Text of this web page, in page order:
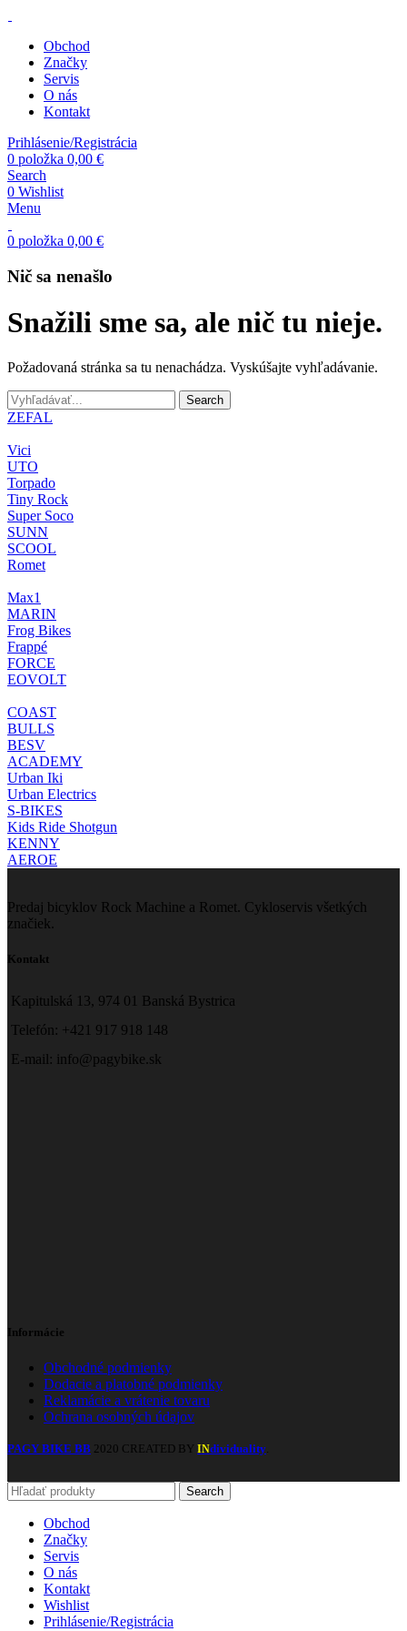
Obchod
Značky
Servis
O nás
Kontakt
Prihlásenie/Registrácia
0 položka 0,00 €
Search
0 Wishlist
Menu
0 položka 0,00 €
Nič sa nenašlo
Snažili sme sa, ale nič tu nieje.
Požadovaná stránka sa tu nenachádza. Vyskúšajte vyhľadávanie.
Search
ZEFAL
Vici
UTO
Torpado
Tiny Rock
Super Soco
SUNN
SCOOL
Romet
Max1
MARIN
Frog Bikes
Frappé
FORCE
EOVOLT
COAST
BULLS
BESV
ACADEMY
Urban Iki
Urban Electrics
S-BIKES
Kids Ride Shotgun
KENNY
AEROE
Predaj bicyklov Rock Machine a Romet. Cykloservis všetkých
značiek.
Kontakt
Kapitulská 13, 974 01 Banská Bystrica
Telefón: +421 917 918 148
E-mail: info@pagybike.sk
Informácie
Obchodné podmienky
Dodacie a platobné podmienky
Reklamácie a vrátenie tovaru
Ochrana osobných údajov
PAGY BIKE BB 2020 CREATED BY INdividuality.
Search
Obchod
Značky
Servis
O nás
Kontakt
Wishlist
Prihlásenie/Registrácia